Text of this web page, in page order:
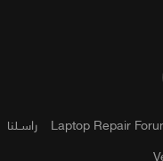
Laptop Repair راســلنا